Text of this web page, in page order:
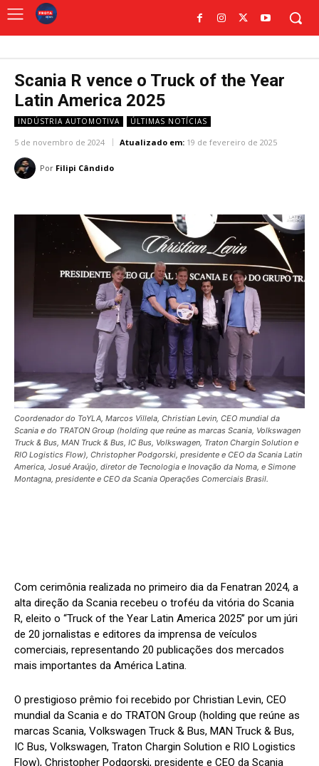
Scania R vence o Truck of the Year
Latin America 2025
INDÚSTRIA AUTOMOTIVA ÚLTIMAS NOTÍCIAS
5 de novembro de 2024 Atualizado em: 19 de fevereiro de 2025
Por Filipi Cândido
Coordenador do ToYLA, Marcos Villela, Christian Levin, CEO mundial da
Scania e do TRATON Group (holding que reúne as marcas Scania, Volkswagen
Truck & Bus, MAN Truck & Bus, IC Bus, Volkswagen, Traton Chargin Solution e
RIO Logistics Flow), Christopher Podgorski, presidente e CEO da Scania Latin
America, Josué Araújo, diretor de Tecnologia e Inovação da Noma, e Simone
Montagna, presidente e CEO da Scania Operações Comerciais Brasil.
Com cerimônia realizada no primeiro dia da Fenatran 2024, a
alta direção da Scania recebeu o troféu da vitória do Scania
R, eleito o “Truck of the Year Latin America 2025” por um júri
de 20 jornalistas e editores da imprensa de veículos
comerciais, representando 20 publicações dos mercados
mais importantes da América Latina.
O prestigioso prêmio foi recebido por Christian Levin, CEO
mundial da Scania e do TRATON Group (holding que reúne as
marcas Scania, Volkswagen Truck & Bus, MAN Truck & Bus,
IC Bus, Volkswagen, Traton Chargin Solution e RIO Logistics
Flow), Christopher Podgorski, presidente e CEO da Scania